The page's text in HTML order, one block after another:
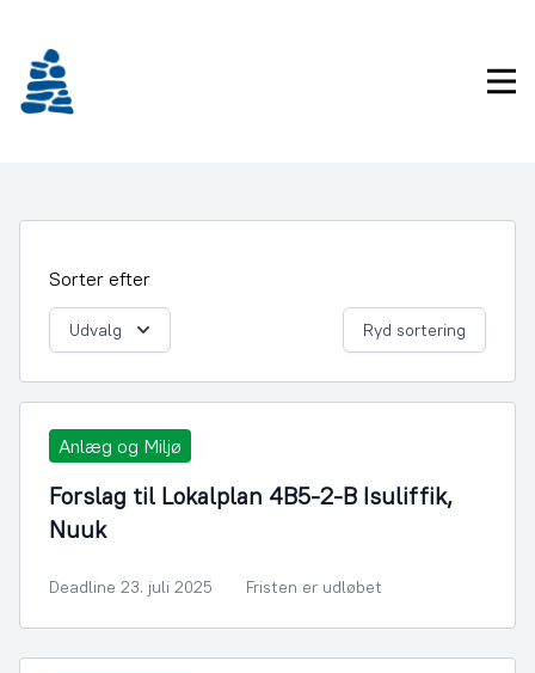
indhold
Sorter efter
Udvalg Ryd sortering
Anlæg og Miljø
Forslag til Lokalplan 4B5-2-B Isuliffik,
Nuuk
Deadline 23. juli 2025 Fristen er udløbet